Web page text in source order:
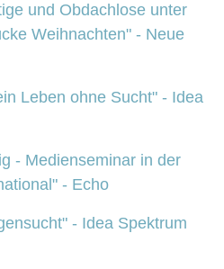
und Obdachlose unter
Weihnachten" - Neue
Leben ohne Sucht" - Idea
- Medienseminar in der
- Echo
- Idea Spektrum